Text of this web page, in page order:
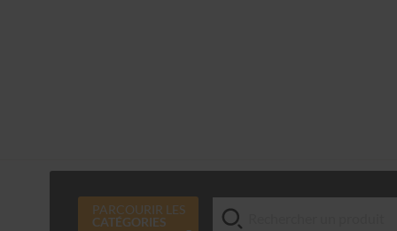
PARCOURIR LES
CATÉGORIES